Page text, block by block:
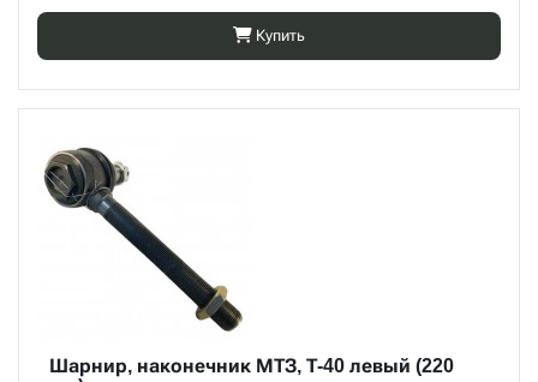
Купить
Шарнир, наконечник МТЗ, Т-40 левый (220